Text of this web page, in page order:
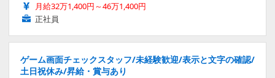
月給32万1,400円～46万1,400円
正社員
ゲーム画面チェックスタッフ/未経験歓迎/表示と文字の確認/
土日祝休み/昇給・賞与あり